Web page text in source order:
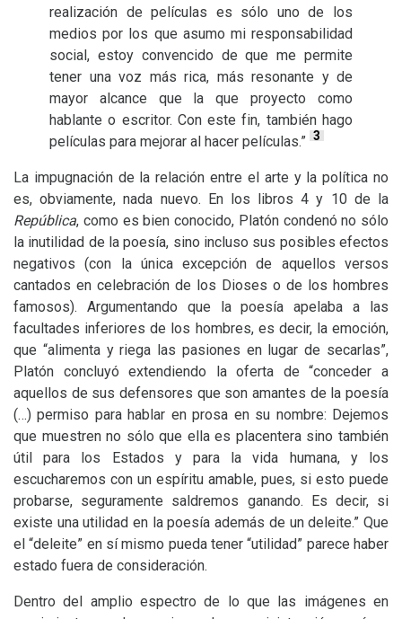
realización de películas es sólo uno de los
medios por los que asumo mi responsabilidad
social, estoy convencido de que me permite
tener una voz más rica, más resonante y de
mayor alcance que la que proyecto como
hablante o escritor. Con este fin, también hago
películas para mejorar al hacer películas.” 3
La impugnación de la relación entre el arte y la política no
es, obviamente, nada nuevo. En los libros 4 y 10 de la
República, como es bien conocido, Platón condenó no sólo
la inutilidad de la poesía, sino incluso sus posibles efectos
negativos (con la única excepción de aquellos versos
cantados en celebración de los Dioses o de los hombres
famosos). Argumentando que la poesía apelaba a las
facultades inferiores de los hombres, es decir, la emoción,
que “alimenta y riega las pasiones en lugar de secarlas”,
Platón concluyó extendiendo la oferta de “conceder a
aquellos de sus defensores que son amantes de la poesía
(…) permiso para hablar en prosa en su nombre: Dejemos
que muestren no sólo que ella es placentera sino también
útil para los Estados y para la vida humana, y los
escucharemos con un espíritu amable, pues, si esto puede
probarse, seguramente saldremos ganando. Es decir, si
existe una utilidad en la poesía además de un deleite.” Que
el “deleite” en sí mismo pueda tener “utilidad” parece haber
estado fuera de consideración.
Dentro del amplio espectro de lo que las imágenes en